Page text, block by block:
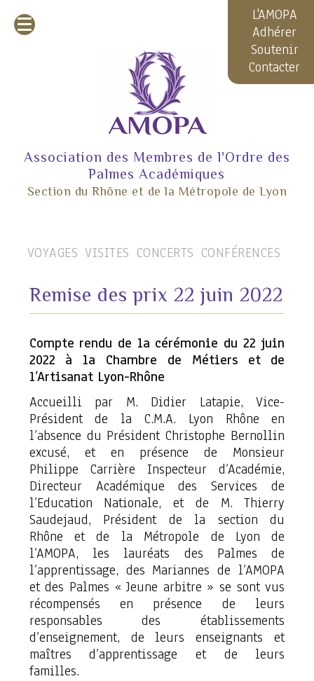
L'AMOPA
Adhérer
Soutenir
Contacter
Association des Membres de l'Ordre des
Palmes Académiques
Section du Rhône et de la Métropole de Lyon
VOYAGES VISITES CONCERTS CONFÉRENCES
Remise des prix 22 juin 2022
Compte rendu de la cérémonie du 22 juin
2022 à la Chambre de Métiers et de
l’Artisanat Lyon-Rhône
Accueilli par M. Didier Latapie, Vice-
Président de la C.M.A. Lyon Rhône en
l’absence du Président Christophe Bernollin
excusé, et en présence de Monsieur
Philippe Carrière Inspecteur d’Académie,
Directeur Académique des Services de
l’Education Nationale, et de M. Thierry
Saudejaud, Président de la section du
Rhône et de la Métropole de Lyon de
l’AMOPA, les lauréats des Palmes de
l’apprentissage, des Mariannes de l’AMOPA
et des Palmes « Jeune arbitre » se sont vus
récompensés en présence de leurs
responsables des établissements
d’enseignement, de leurs enseignants et
maîtres d’apprentissage et de leurs
familles.